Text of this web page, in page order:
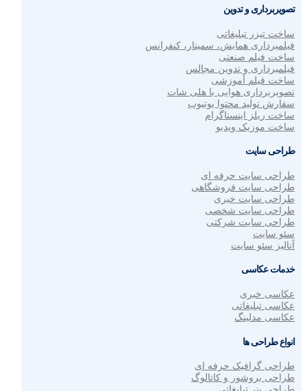
تصویربرداری و تدوین
ساخت تیزر تبلیغاتی
فیلمبرداری همایش، سمینار، کنفرانس
ساخت فیلم صنعتی
فیلمبرداری و تدوین مجالس
ساخت فیلم آموزشی
تصویربرداری هوایی با هلی شات
سفارش تولید محتوا یوتیوب
ساخت ریلز اینستاگرام
ساخت موزیک ویدیو
طراحی سایت
طراحی سایت حرفه ای
طراحی سایت فروشگاهی
طراحی سایت خبری
طراحی سایت شخصی
طراحی سایت شرکتی
سئو سایت
آنالیز سئو سایت
خدمات عکاسی
عکاسی خبری
عکاسی تبلیغاتی
عکاسی مدلینگ
انواع طراحی ها
طراحی گرافیک حرفه ای
طراحی بروشور و کاتالوگ